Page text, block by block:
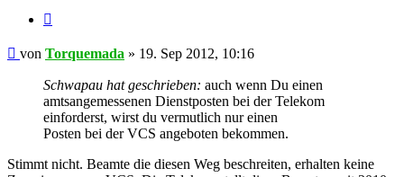
Beitrag
von Torquemada » 19. Sep 2012, 10:16
Schwapau hat geschrieben: auch wenn Du einen
amtsangemessenen Dienstposten bei der Telekom
einforderst, wirst du vermutlich nur einen
Posten bei der VCS angeboten bekommen.
Stimmt nicht. Beamte die diesen Weg beschreiten, erhalten keine